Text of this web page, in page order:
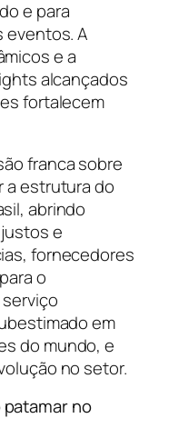
e para
eventos. A
e a
alcançados
fortalecem
franca sobre
a estrutura do
abrindo
e
fornecedores
o
em
do mundo, e
no setor.
no